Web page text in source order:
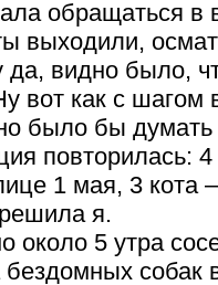
обращаться в
выходили,
да, видно было,
вот как с шагом
было бы
повторилась:
1 мая, 3
решила я.
около 5 утра
собак